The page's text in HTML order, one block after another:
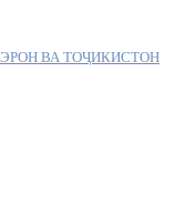
ВА ТОҶИКИСТОН